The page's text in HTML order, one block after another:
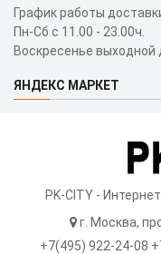
График работы
Пн-Сб с 11.00 - 23.00ч.
Воскресенье выходной
ЯНДЕКС МАРКЕТ
PK-CITY -
г. Москва,
+7(495) 922-24-08